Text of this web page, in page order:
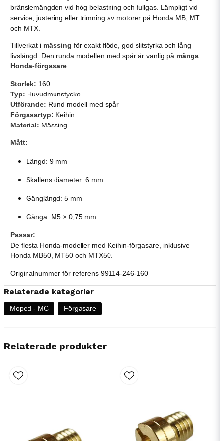
bränslemängden vid hög belastning och fullgas. Lämpligt vid
service, justering eller trimning av motorer på Honda MB, MT
och MTX.
Tillverkat i mässing för exakt flöde, god slitstyrka och lång
livslängd. Den runda modellen med spår är vanlig på många
Honda-förgasare.
Storlek: 160
Typ: Huvudmunstycke
Utförande: Rund modell med spår
Förgasartyp: Keihin
Material: Mässing
Mått:
Längd: 9 mm
Skallens diameter: 6 mm
Gänglängd: 5 mm
Gänga: M5 × 0,75 mm
Passar:
De flesta Honda-modeller med Keihin-förgasare, inklusive
Honda MB50, MT50 och MTX50.
Originalnummer för referens 99114-246-160
Relaterade kategorier
Moped - MC Förgasare
Relaterade produkter